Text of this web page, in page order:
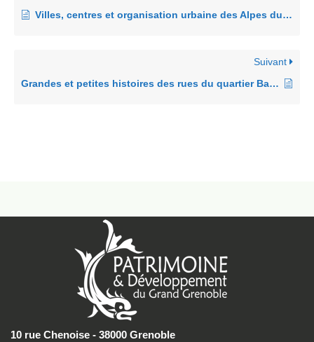
Villes, centres et organisation urbaine des Alpes du Nord
Suivant
Grandes et petites histoires des rues du quartier Bajatière
10 rue Chenoise - 38000 Grenoble